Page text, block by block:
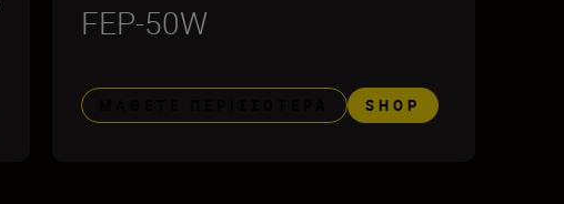
FEP-50W
SHOP